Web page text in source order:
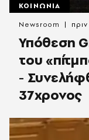
ΚΟΙΝΩΝΙΑ
Υπόθεση
του
-
37χρονος
Newsroom